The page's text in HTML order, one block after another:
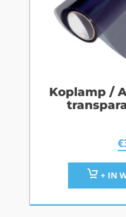
Koplamp /
€
+ IN